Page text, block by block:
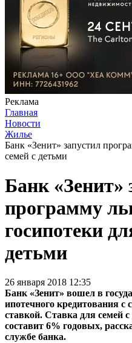
Реклама
Главная
Новости
Жилье
Банк «Зенит» запустил
семей с детьми
Банк «Зенит»
программу
госипотеки
детьми
26 января 2018 12:35
Банк «Зенит» вошел в
ипотечного кредитования с
ставкой. Ставка для семей
составит 6% годовых,
службе банка.